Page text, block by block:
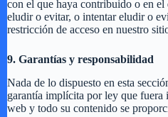
con el que haya contribuido o en
eludir o evitar, o intentar eludir o
restricción de acceso en nuestro
9. Garantías y responsabilidad
Nada de lo dispuesto en esta
garantía implícita por ley que
web y todo su contenido se